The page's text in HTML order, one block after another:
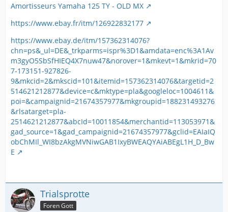
Amortisseurs Yamaha 125 TY - OLD MX
https://www.ebay.fr/itm/126922832177
https://www.ebay.de/itm/157362314076?
chn=ps&_ul=DE&_trkparms=ispr%3D1&amdata=enc%3A1Av
m3gyO5SbSfHIEQ4X7nuw47&norover=1&mkevt=1&mkrid=70
7-173151-927826-
9&mkcid=2&mkscid=101&itemid=157362314076&targetid=2
514621212877&device=c&mktype=pla&googleloc=1004611&
poi=&campaignid=21674357977&mkgroupid=188231493276
&rlsatarget=pla-
2514621212877&abcId=10011854&merchantid=113053971&
gad_source=1&gad_campaignid=21674357977&gclid=EAIaIQ
obChMIl_WI8bzAkgMVNiwGAB1IxyBWEAQYAiABEgL1H_D_Bw
E
Trialsprotte
Foren Gott